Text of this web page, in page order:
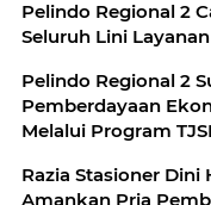
Pelindo Regional 2
Seluruh Lini
Pelindo Regional 2
Pemberdayaan
Melalui Program
Razia Stasioner Dini
Amankan Pria